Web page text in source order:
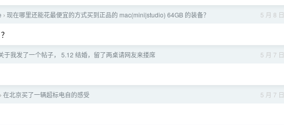
5 月 8 日
› 现在哪里还能花最便宜的方式买到正品的 mac(mini|studio) 64GB 的装备？
5 月 7 日
于我发了一个帖子， 5.12 结婚，留了两桌请网友来搂席
5 月 7 日
› 在北京买了一辆超标电自的感受